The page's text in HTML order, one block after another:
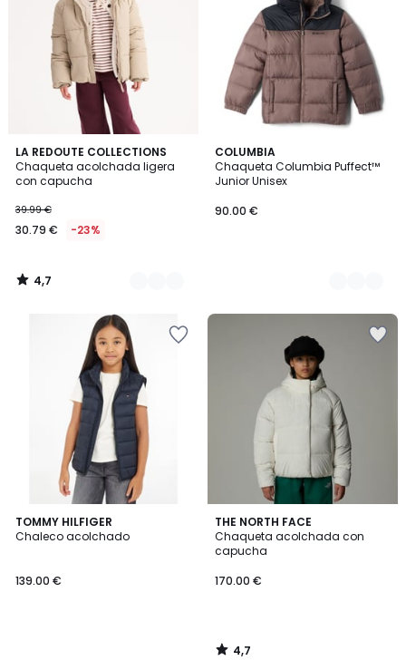
LA REDOUTE COLLECTIONS
Chaqueta acolchada ligera
con capucha
39.99 €
30.79 € -23%
4,7
/ 5
4
Colores
4,7
/
COLUMBIA
Chaqueta Columbia Puffect™
Junior Unisex
90.00 €
3
Colores
TOMMY HILFIGER
Chaleco acolchado
139.00 €
THE NORTH FACE
Chaqueta acolchada con
capucha
170.00 €
4,7
/ 5
4,7
/